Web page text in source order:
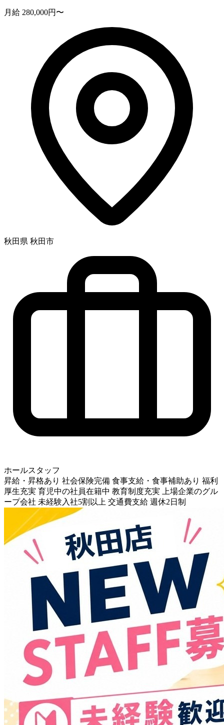
月給 280,000円〜
秋田県 秋田市
ホールスタッフ
昇給・昇格あり 社会保険完備 食事支給・食事補助あり 福利
厚生充実 育児中の社員在籍中 教育制度充実
上場企業のグル
ープ会社 未経験入社5割以上 交通費支給 週休2日制